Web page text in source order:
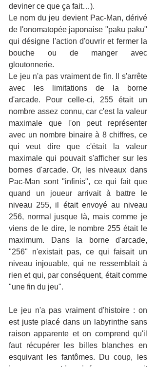
deviner ce que ça fait…).
Le nom du jeu devient Pac-Man, dérivé
de l'onomatopée japonaise "paku paku"
qui désigne l'action d'ouvrir et fermer la
bouche ou de manger avec
gloutonnerie.
Le jeu n'a pas vraiment de fin. Il s'arrête
avec les limitations de la borne
d'arcade. Pour celle-ci, 255 était un
nombre assez connu, car c'est la valeur
maximale que l'on peut représenter
avec un nombre binaire à 8 chiffres, ce
qui veut dire que c'était la valeur
maximale qui pouvait s'afficher sur les
bornes d'arcade. Or, les niveaux dans
Pac-Man sont "infinis", ce qui fait que
quand un joueur arrivait à battre le
niveau 255, il était envoyé au niveau
256, normal jusque là, mais comme je
viens de le dire, le nombre 255 était le
maximum. Dans la borne d'arcade,
"256" n'existait pas, ce qui faisait un
niveau injouable, qui ne ressemblait à
rien et qui, par conséquent, était comme
"une fin du jeu".
Le jeu n'a pas vraiment d'histoire : on
est juste placé dans un labyrinthe sans
raison apparente et on comprend qu'il
faut récupérer les billes blanches en
esquivant les fantômes. Du coup, les